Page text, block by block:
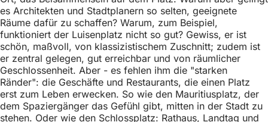
h
h
i
e
r
:
es Architekten und Stadtplanern so selten, geeignete
Räume dafür zu schaffen? Warum, zum Beispiel,
funktioniert der Luisenplatz nicht so gut? Gewiss, er ist
schön, maßvoll, von klassizistischem Zuschnitt; zudem ist
er zentral gelegen, gut erreichbar und von räumlicher
Geschlossenheit. Aber - es fehlen ihm die "starken
Ränder": die Geschäfte und Restaurants, die einen Platz
erst zum Leben erwecken. So wie den Mauritiusplatz, der
dem Spaziergänger das Gefühl gibt, mitten in der Stadt zu
stehen. Oder wie den Schlossplatz: Rathaus, Landtag und